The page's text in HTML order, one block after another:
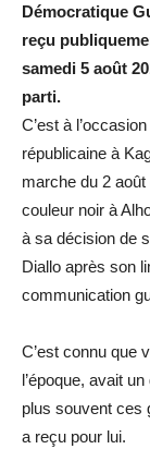
Démocratique
reçu
samedi 5 août
parti.
C’est à
républicaine à
marche du 2 août
couleur noir à
à sa décision de
Diallo après son
communication
C’est connu que
l’époque, avait
plus souvent ces
a reçu pour lui.